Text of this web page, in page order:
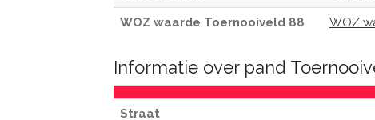
WOZ waarde Toernooiveld 88 WOZ
Informatie over pand
Straat